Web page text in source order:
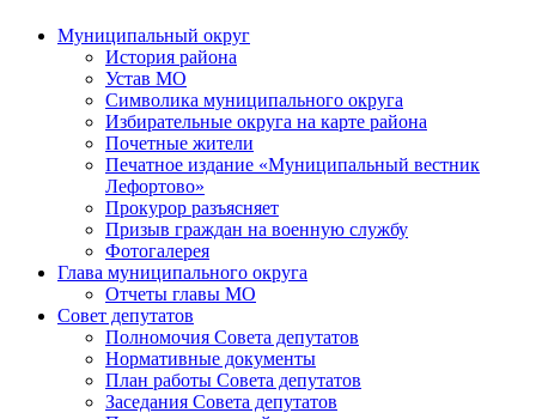
Муниципальный округ
История района
Устав МО
Символика муниципального округа
Избирательные округа на карте района
Почетные жители
Печатное издание «Муниципальный вестник
Лефортово»
Прокурор разъясняет
Призыв граждан на военную службу
Фотогалерея
Глава муниципального округа
Отчеты главы МО
Совет депутатов
Полномочия Совета депутатов
Нормативные документы
План работы Совета депутатов
Заседания Cовета депутатов